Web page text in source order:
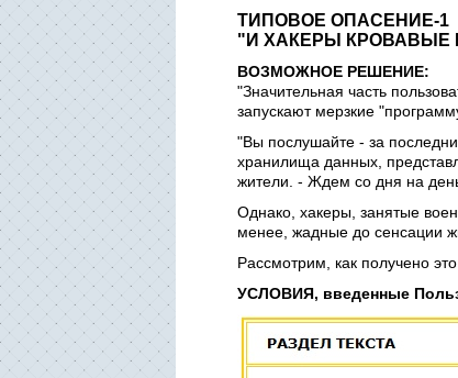
ТИПОВОЕ ОПАСЕНИЕ-1
"И ХАКЕРЫ КРОВАВЫЕ
ВОЗМОЖНОЕ РЕШЕНИЕ:
"Значительная часть
запускают мерзкие
"Вы послушайте - за
хранилища данных,
жители. - Ждем со дня на
Однако, хакеры, занятые
менее, жадные до сенсации
Рассмотрим, как получено
УСЛОВИЯ, введенные